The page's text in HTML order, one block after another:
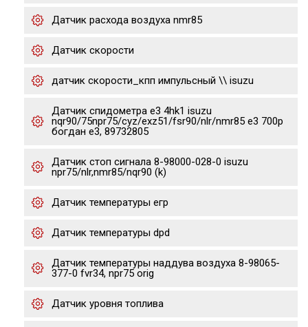
Датчик расхода воздуха nmr85
Датчик скорости
датчик скорости_кпп импульсный \\ isuzu
Датчик спидометра е3 4hk1 isuzu
nqr90/75npr75/cyz/exz51/fsr90/nlr/nmr85 e3 700p
богдан е3, 89732805
Датчик стоп сигнала 8-98000-028-0 isuzu
npr75/nlr,nmr85/nqr90 (k)
Датчик температуры егр
Датчик температуры dpd
Датчик температуры наддува воздуха 8-98065-
377-0 fvr34, npr75 orig
Датчик уровня топлива